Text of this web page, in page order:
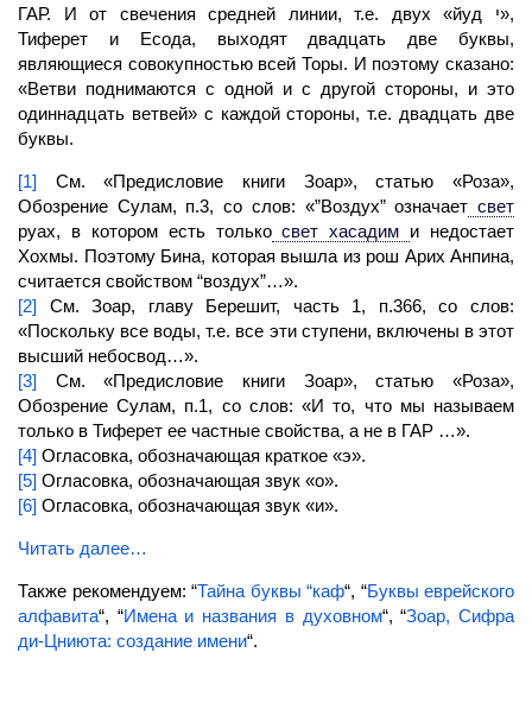
ГАР. И от свечения средней линии, т.е. двух «йуд י»,
Тиферет и Есода, выходят двадцать две буквы,
являющиеся совокупностью всей Торы. И поэтому сказано:
«Ветви поднимаются с одной и с другой стороны, и это
одиннадцать ветвей» с каждой стороны, т.е. двадцать две
буквы.
[1] См. «Предисловие книги Зоар», статью «Роза»,
Обозрение Сулам, п.3, со слов: «”Воздух” означает свет
руах, в котором есть толькосвет хасадим и недостает
Хохмы. ПоэтомуБина, которая вышла из рош Арих Анпина,
считается свойством “воздух”…».
[2] См. Зоар, главу Берешит, часть 1, п.366, со слов:
«Поскольку все воды, т.е. все эти ступени, включены в этот
высший небосвод…».
[3] См. «Предисловие книги Зоар», статью «Роза»,
Обозрение Сулам, п.1, со слов: «И то, что мы называем
только в Тиферет ее частные свойства, а не в ГАР …».
[4] Огласовка, обозначающая краткое «э».
[5] Огласовка, обозначающая звук «о».
[6] Огласовка, обозначающая звук «и».
Читать далее…
Также рекомендуем: “Тайна буквы “каф“, “Буквы еврейского
алфавита“, “Имена и названия в духовном“, “Зоар, Сифра
ди-Цниюта: создание имени“.